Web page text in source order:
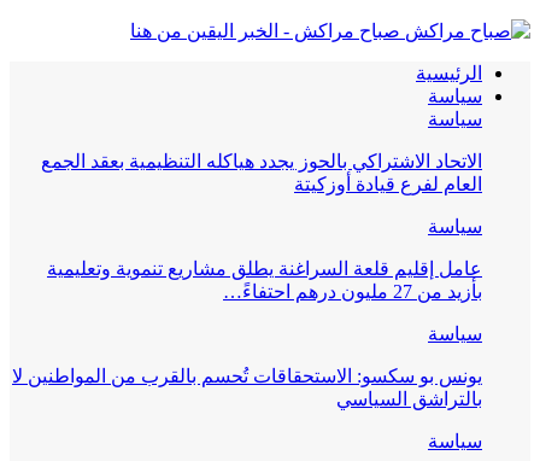
صباح مراكش - الخبر اليقين من هنا
الرئيسية
سياسة
سياسة
الاتحاد الاشتراكي بالحوز يجدد هياكله التنظيمية بعقد الجمع
العام لفرع قيادة أوزكيتة
سياسة
عامل إقليم قلعة السراغنة يطلق مشاريع تنموية وتعليمية
بأزيد من 27 مليون درهم احتفاءً…
سياسة
يونس بو سكسو: الاستحقاقات تُحسم بالقرب من المواطنين لا
بالتراشق السياسي
سياسة